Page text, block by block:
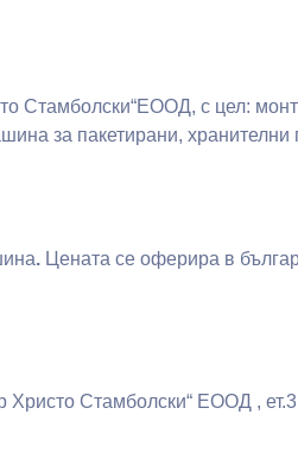
Стамболски“ЕООД, с цел:
за пакетирани,
. Цената се оферира в
Христо Стамболски“ ЕООД ,